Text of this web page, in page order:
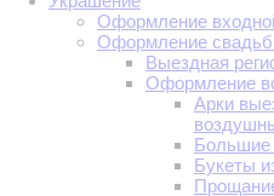
Оформление
Оформление
Выездная
Оформление
Арки
Большие
Букеты